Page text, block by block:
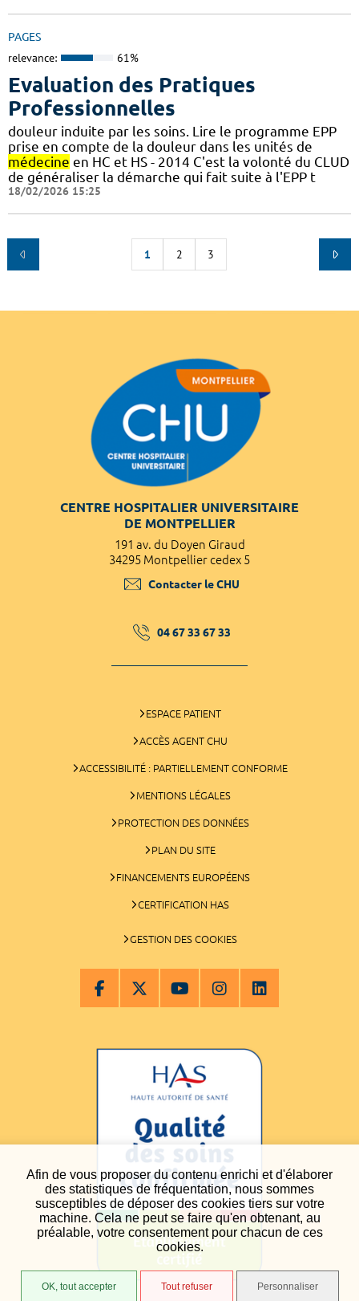
Afin de vous proposer du contenu enrichi et d'élaborer
des statistiques de fréquentation, nous sommes
susceptibles de déposer des cookies tiers sur votre
machine. Cela ne peut se faire qu'en obtenant, au
préalable, votre consentement pour chacun de ces
cookies.
OK, tout accepter Tout refuser Personnaliser
PAGES
relevance: 61%
Evaluation des Pratiques
Professionnelles
douleur induite par les soins. Lire le programme EPP
prise en compte de la douleur dans les unités de
médecine en HC et HS - 2014 C'est la volonté du CLUD
de généraliser la démarche qui fait suite à l'EPP t
18/02/2026 15:25
1 2 3
CENTRE HOSPITALIER UNIVERSITAIRE
DE MONTPELLIER
191 av. du Doyen Giraud
34295 Montpellier cedex 5
Contacter le CHU
04 67 33 67 33
ESPACE PATIENT
ACCÈS AGENT CHU
ACCESSIBILITÉ : PARTIELLEMENT CONFORME
MENTIONS LÉGALES
PROTECTION DES DONNÉES
PLAN DU SITE
FINANCEMENTS EUROPÉENS
CERTIFICATION HAS
GESTION DES COOKIES